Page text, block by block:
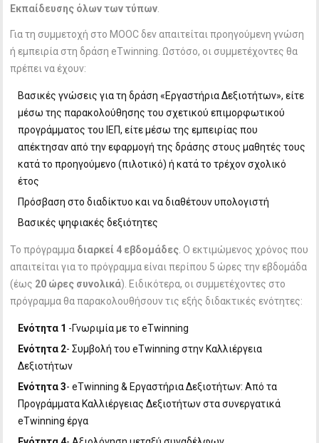
Εκπαίδευσης όλων των τύπων
Για τη συμμετοχή στο MOOC δεν απαιτείται προηγούμενη γνώση
ή εμπειρία στη δράση eTwinning. Ωστόσο, οι συμμετέχοντες θα
πρέπει να έχουν:
Βασικές γνώσεις για τη δράση «Εργαστήρια Δεξιοτήτων», είτε
μέσω της παρακολούθησης του σχετικού επιμορφωτικού
προγράμματος του ΙΕΠ, είτε μέσω της εμπειρίας που
απέκτησαν από την εφαρμογή της δράσης στους μαθητές τους
κατά το προηγούμενο (πιλοτικό) ή κατά το τρέχον σχολικό
έτος
Πρόσβαση στο διαδίκτυο και να διαθέτουν υπολογιστή
Βασικές ψηφιακές δεξιότητες
Το πρόγραμμα διαρκεί 4 εβδομάδες . Ο εκτιμώμενος χρόνος που
απαιτείται για το πρόγραμμα είναι περίπου 5 ώρες την εβδομάδα
(έως 20 ώρες συνολικά). Ειδικότερα, οι συμμετέχοντες στο
πρόγραμμα θα παρακολουθήσουν τις εξής διδακτικές ενότητες:
Ενότητα 1 -Γνωριμία με το eTwinning
Ενότητα 2- Συμβολή του eTwinning στην Καλλιέργεια
Δεξιοτήτων
Ενότητα 3- eTwinning & Eργαστήρια Δεξιοτήτων: Από τα
Προγράμματα Καλλιέργειας Δεξιοτήτων στα συνεργατικά
eTwinning έργα